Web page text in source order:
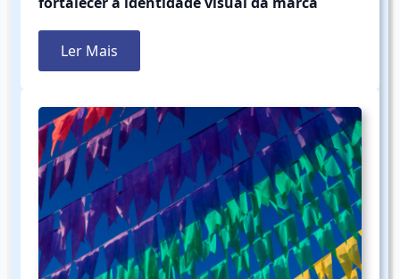
Ler Mais